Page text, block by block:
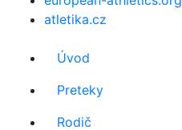
atletika.cz
Úvod
Preteky
Rodič